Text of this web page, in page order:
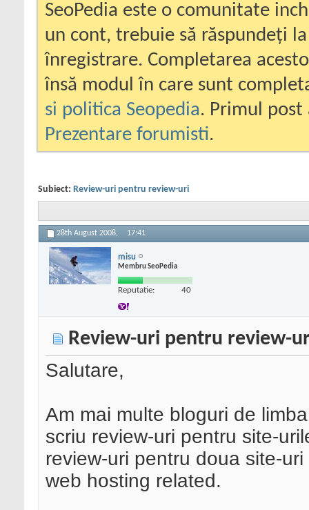
SeoPedia este o comunitate
un cont, trebuie să răspundeți
înregistrare. Completarea
însă modul în care sunt
si politica Seopedia. Primul
Prezentare forumisti.
Subiect: Review-uri pentru review-uri
28th August 2008, 17:41
misu
Membru SeoPedia
Reputatie: 40
Review-uri pentru review-
Salutare,
Am mai multe bloguri de
scriu review-uri pentru site-
review-uri pentru doua site-
web hosting related.